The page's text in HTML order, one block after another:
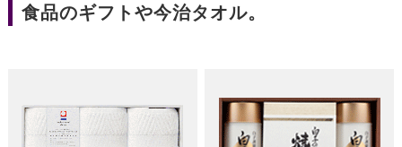
食品のギフトや今治タオル。